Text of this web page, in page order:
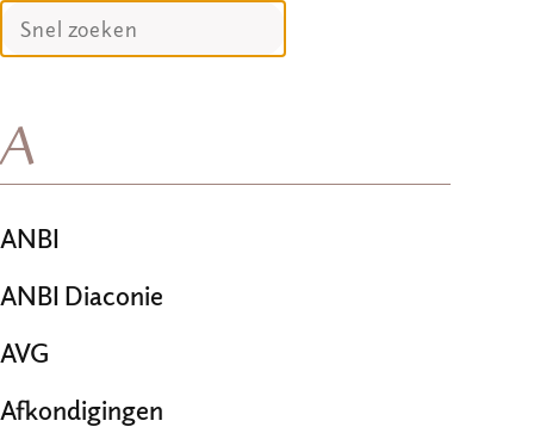
A
ANBI
ANBI Diaconie
AVG
Afkondigingen